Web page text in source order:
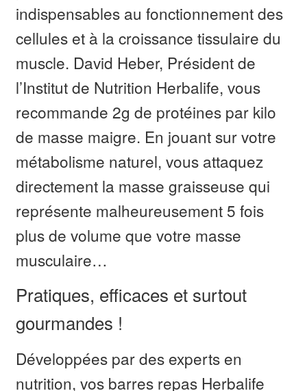
indispensables au fonctionnement des
cellules et à la croissance tissulaire du
muscle. David Heber, Président de
l’Institut de Nutrition Herbalife, vous
recommande 2g de protéines par kilo
de masse maigre. En jouant sur votre
métabolisme naturel, vous attaquez
directement la masse graisseuse qui
représente malheureusement 5 fois
plus de volume que votre masse
musculaire…
Pratiques, efficaces et surtout
gourmandes !
Développées par des experts en
nutrition, vos barres repas Herbalife